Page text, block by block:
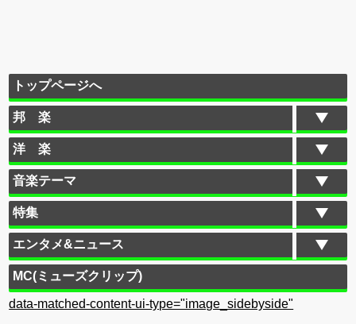
トップページへ
邦 楽
洋 楽
音楽テーマ
特集
エンタメ&ニュース
MC(ミューズクリップ)
data-matched-content-ui-type="image_sidebyside"